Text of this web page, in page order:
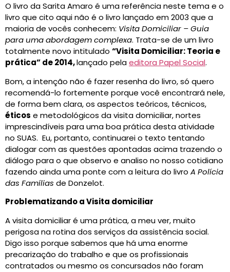
O livro da Sarita Amaro é uma referência neste tema e o
livro que cito aqui não é o livro lançado em 2003 que a
maioria de vocês conhecem: Visita Domiciliar – Guia
para uma abordagem complexa. Trata-se de um livro
totalmente novo intitulado “Visita Domiciliar: Teoria e
prática” de 2014,lançado pelaeditora Papel Social.
Bom, a intenção não é fazer resenha do livro, só quero
recomendá-lo fortemente porque você encontrará nele,
de forma bem clara, os aspectos teóricos, técnicos,
éticos e metodológicos da visita domiciliar, nortes
imprescindíveis para uma boa prática desta atividade
no SUAS. Eu, portanto, continuarei o texto tentando
dialogar com as questões apontadas acima trazendo o
diálogo para o que observo e analiso no nosso cotidiano
fazendo ainda uma ponte com a leitura do livro A Polícia
das Famílias de Donzelot.
Problematizando a Visita domiciliar
A visita domiciliar é uma prática, a meu ver, muito
perigosa na rotina dos serviços da assistência social.
Digo isso porque sabemos que há uma enorme
precarização do trabalho e que os profissionais
contratados ou mesmo os concursados não foram